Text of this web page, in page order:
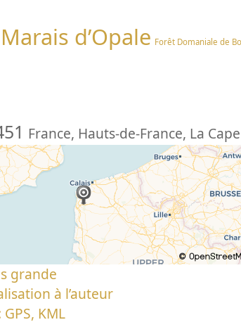
d’Opale Forêt Domaniale de
France, Hauts-de-France, La
grande
à l’auteur
KML